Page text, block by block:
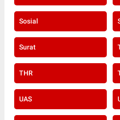
Sosial
Surat
THR
UAS